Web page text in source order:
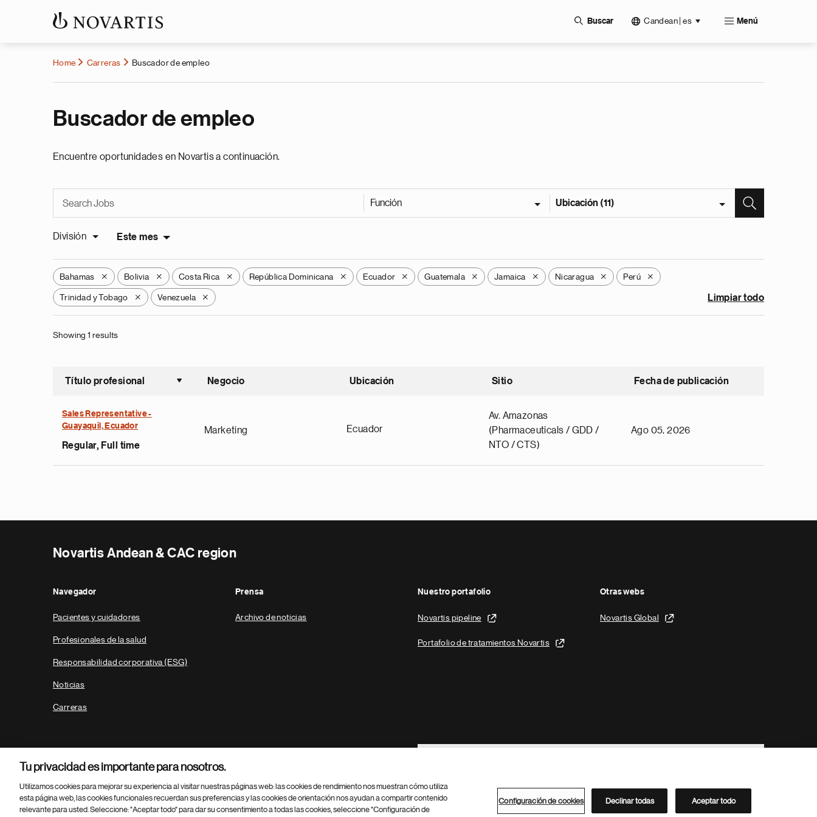
Buscar Candean | es Menú
Home Carreras Buscador de empleo
Buscador de empleo
Encuentre oportunidades en Novartis a continuación.
Función Ubicación (11)
División Este mes
Bahamas X Bolivia X Costa Rica X República Dominicana X Ecuador X Guatemala X Jamaica X Nicaragua X Perú X
Trinidad y Tobago X Venezuela X Limpiar todo
Showing 1 results
Título profesional
Ordenar ascendente
Negocio Ubicación Sitio Fecha de publicación
Sales Representative -
Guayaquil, Ecuador
Regular, Full time
Marketing Ecuador
Av. Amazonas
(Pharmaceuticals / GDD /
NTO / CTS)
Ago 05, 2026
Novartis Andean & CAC region
Navegador
Pacientes y cuidadores
Profesionales de la salud
Responsabilidad corporativa (ESG)
Noticias
Carreras
Prensa
Archivo de noticias
Nuestro portafolio
Novartis pipeline
Portafolio de tratamientos Novartis
Otras webs
Novartis Global
Footer Site Search
Parte
© 2026 Novartis AG Directorio de Novartis
Tu privacidad es importante para nosotros.
Utilizamos cookies para mejorar su experiencia al visitar nuestras páginas web: las cookies de rendimiento nos muestran cómo utiliza
esta página web, las cookies funcionales recuerdan sus preferencias y las cookies de orientación nos ayudan a compartir contenido
relevante para usted. Seleccione: "Aceptar todo" para dar su consentimiento a todas las cookies, seleccione "Configuración de
Configuración de cookies Declinar todas Aceptar todo